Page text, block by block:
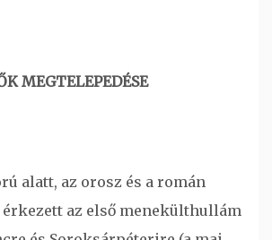
MEGTELEPEDÉSE
alatt, az orosz és a román
az első menekülthullám